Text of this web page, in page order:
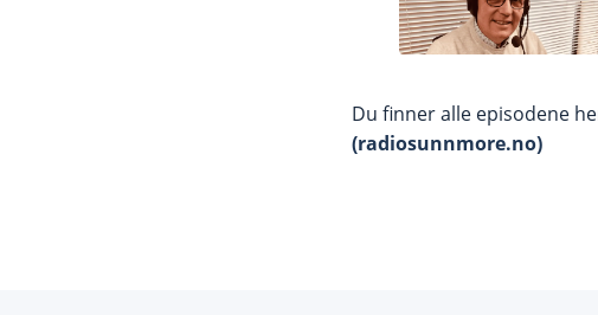
Du finner alle episodene
(radiosunnmore.no)